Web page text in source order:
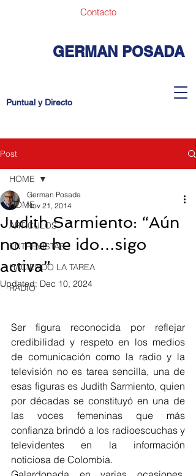
Contacto
GERMAN POSADA
Puntual y Directo
Post
HOME
ARTICULOS
ENTREVISTAS
HACIENDO LA TAREA
RADIO
HOME
Judith Sarmiento: “Aún
no me he ido…sigo
activa”
German Posada
Nov 21, 2014
Updated: Dec 10, 2024
Ser figura reconocida por reflejar
credibilidad y respeto en los medios
de comunicación como la radio y la
televisión no es tarea sencilla, una de
esas figuras es Judith Sarmiento, quien
por décadas se constituyó en una de
las voces femeninas que más
confianza brindó a los radioescuchas y
televidentes en la información
noticiosa de Colombia.